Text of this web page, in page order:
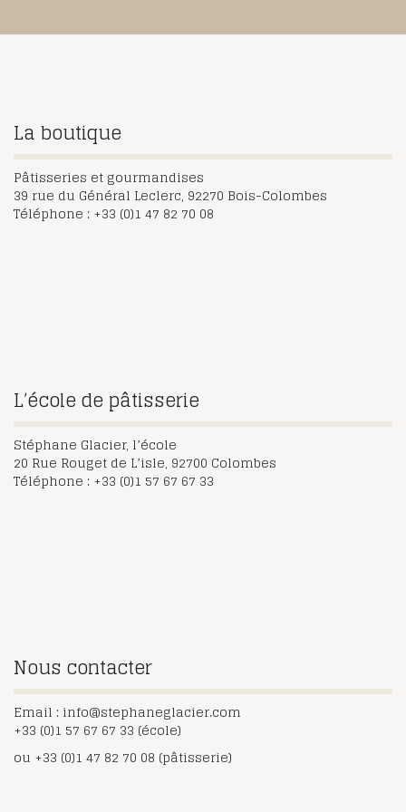
La boutique
Pâtisseries et gourmandises
39 rue du Général Leclerc, 92270 Bois-Colombes
Téléphone : +33 (0)1 47 82 70 08
L’école de pâtisserie
Stéphane Glacier, l’école
20 Rue Rouget de L’isle, 92700 Colombes
Téléphone : +33 (0)1 57 67 67 33
Nous contacter
Email : info@stephaneglacier.com
+33 (0)1 57 67 67 33 (école)
ou +33 (0)1 47 82 70 08 (pâtisserie)